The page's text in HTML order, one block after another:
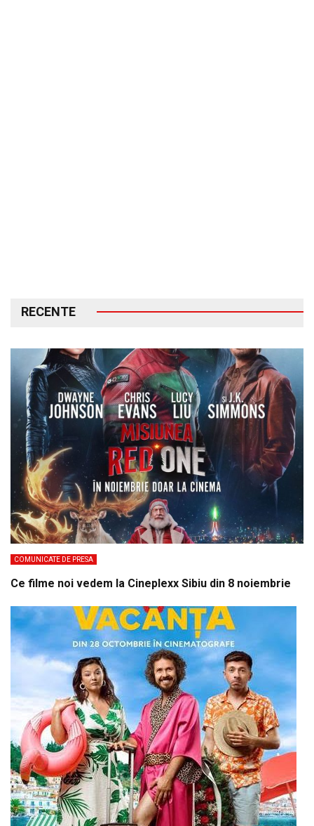
RECENTE
COMUNICATE DE PRESA
Ce filme noi vedem la Cineplexx Sibiu din 8 noiembrie